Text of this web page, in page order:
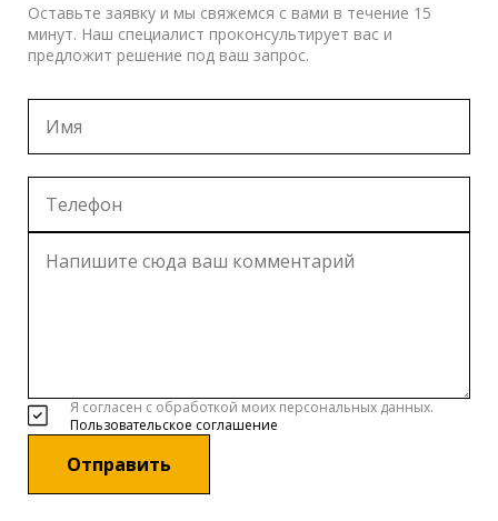
Оставьте заявку и мы свяжемся с вами в течение 15
минут. Наш специалист проконсультирует вас и
предложит решение под ваш запрос.
Я согласен с обработкой моих персональных данных.
Пользовательское соглашение
Отправить